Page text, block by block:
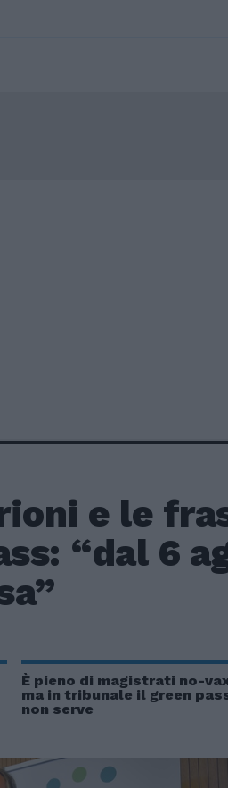
e le
“dal 6
È pieno di magistrati no-
ma in tribunale il green
non serve